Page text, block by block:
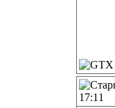
17:11